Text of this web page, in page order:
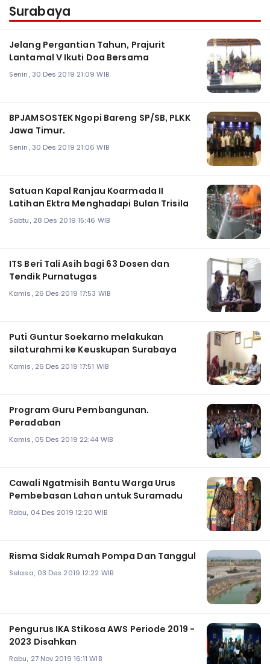
Surabaya
Jelang Pergantian Tahun, Prajurit
Lantamal V Ikuti Doa Bersama
Senin, 30 Des 2019 21:09 WIB
BPJAMSOSTEK Ngopi Bareng SP/SB, PLKK
Jawa Timur.
Senin, 30 Des 2019 21:06 WIB
Satuan Kapal Ranjau Koarmada II
Latihan Ektra Menghadapi Bulan Trisila
Sabtu, 28 Des 2019 15:46 WIB
ITS Beri Tali Asih bagi 63 Dosen dan
Tendik Purnatugas
Kamis, 26 Des 2019 17:53 WIB
Puti Guntur Soekarno melakukan
silaturahmi ke Keuskupan Surabaya
Kamis, 26 Des 2019 17:51 WIB
Program Guru Pembangunan.
Peradaban
Kamis, 05 Des 2019 22:44 WIB
Cawali Ngatmisih Bantu Warga Urus
Pembebasan Lahan untuk Suramadu
Rabu, 04 Des 2019 12:20 WIB
Risma Sidak Rumah Pompa Dan Tanggul
Selasa, 03 Des 2019 12:22 WIB
Pengurus IKA Stikosa AWS Periode 2019 -
2023 Disahkan
Rabu, 27 Nov 2019 16:11 WIB